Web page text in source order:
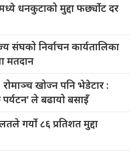
धनकुटाको मुद्दा फर्छ्योट दर
संघको निर्वाचन कार्यतालिका
मतदान
रोमाञ्च खोज्न पनि भेडेटार :
ले बढायो बसाइँ
गर्यो ८६ प्रतिशत मुद्दा